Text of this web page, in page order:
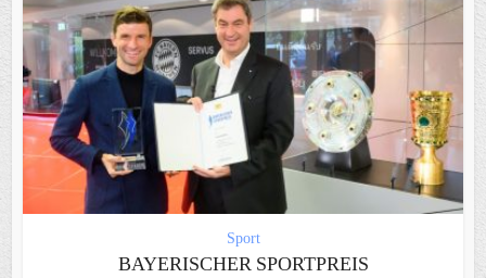
Sport
BAYERISCHER SPORTPREIS